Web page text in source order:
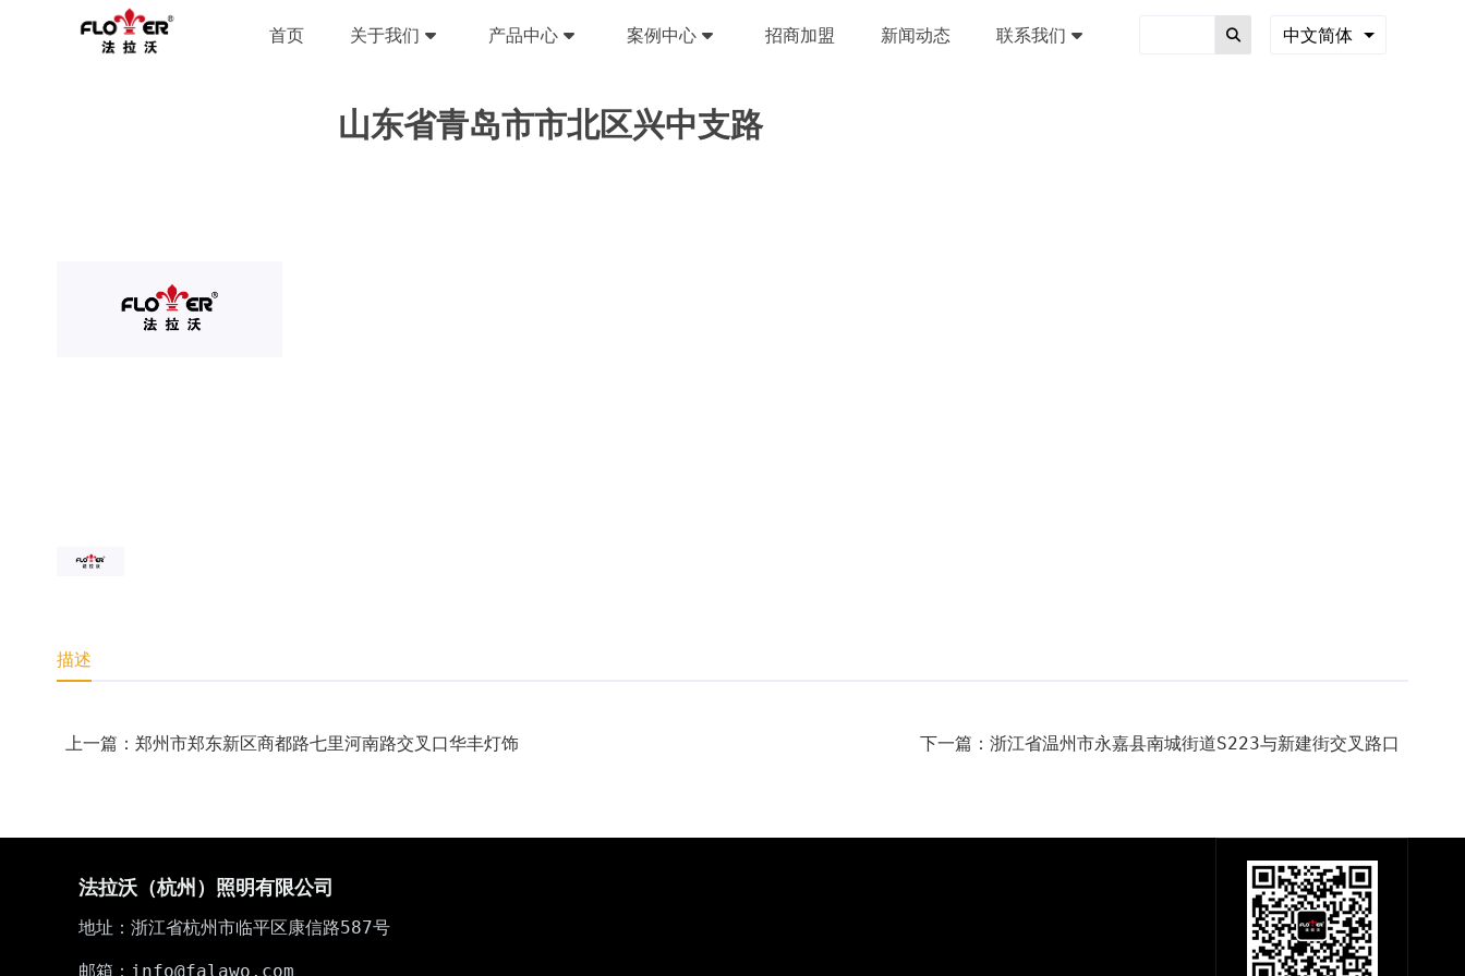
首页 关于我们 产品中心 案例中心 招商加盟 新闻动态 联系我们 中文简体
山东省青岛市市北区兴中支路
描述
上一篇：郑州市郑东新区商都路七里河南路交叉口华丰灯饰 下一篇：浙江省温州市永嘉县南城街道S223与新建街交叉路口
法拉沃（杭州）照明有限公司
地址：浙江省杭州市临平区康信路587号
邮箱：info@falawo.com